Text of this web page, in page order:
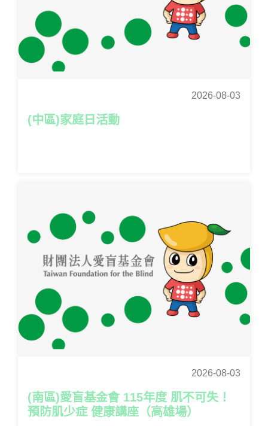
2026-08-03
(中區)家庭日活動
2026-08-03
(南區)愛盲基金會 115年度 肌不可失！
預防肌少症 健康講座（高雄場）